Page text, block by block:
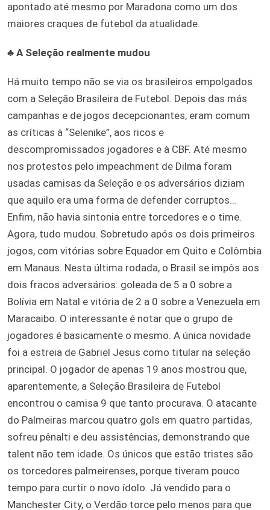
apontado até mesmo por Maradona como um dos
maiores craques de futebol da atualidade.
♣ A Seleção realmente mudou
Há muito tempo não se via os brasileiros empolgados
com a Seleção Brasileira de Futebol. Depois das más
campanhas e de jogos decepcionantes, eram comum
as críticas à “Selenike”, aos ricos e
descompromissados jogadores e à CBF. Até mesmo
nos protestos pelo impeachment de Dilma foram
usadas camisas da Seleção e os adversários diziam
que aquilo era uma forma de defender corruptos…
Enfim, não havia sintonia entre torcedores e o time.
Agora, tudo mudou. Sobretudo após os dois primeiros
jogos, com vitórias sobre Equador em Quito e Colômbia
em Manaus. Nesta última rodada, o Brasil se impôs aos
dois fracos adversários: goleada de 5 a 0 sobre a
Bolívia em Natal e vitória de 2 a 0 sobre a Venezuela em
Maracaibo. O interessante é notar que o grupo de
jogadores é basicamente o mesmo. A única novidade
foi a estreia de Gabriel Jesus como titular na seleção
principal. O jogador de apenas 19 anos mostrou que,
aparentemente, a Seleção Brasileira de Futebol
encontrou o camisa 9 que tanto procurava. O atacante
do Palmeiras marcou quatro gols em quatro partidas,
sofreu pênalti e deu assistências, demonstrando que
talent não tem idade. Os únicos que estão tristes são
os torcedores palmeirenses, porque tiveram pouco
tempo para curtir o novo ídolo. Já vendido para o
Manchester City, o Verdão torce pelo menos para que